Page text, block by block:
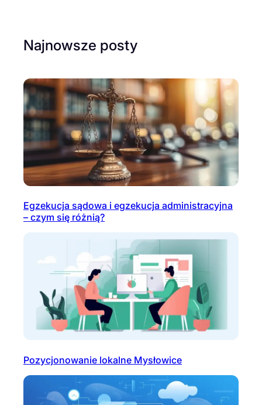
Najnowsze posty
Egzekucja sądowa i egzekucja administracyjna
– czym się różnią?
Pozycjonowanie lokalne Mysłowice